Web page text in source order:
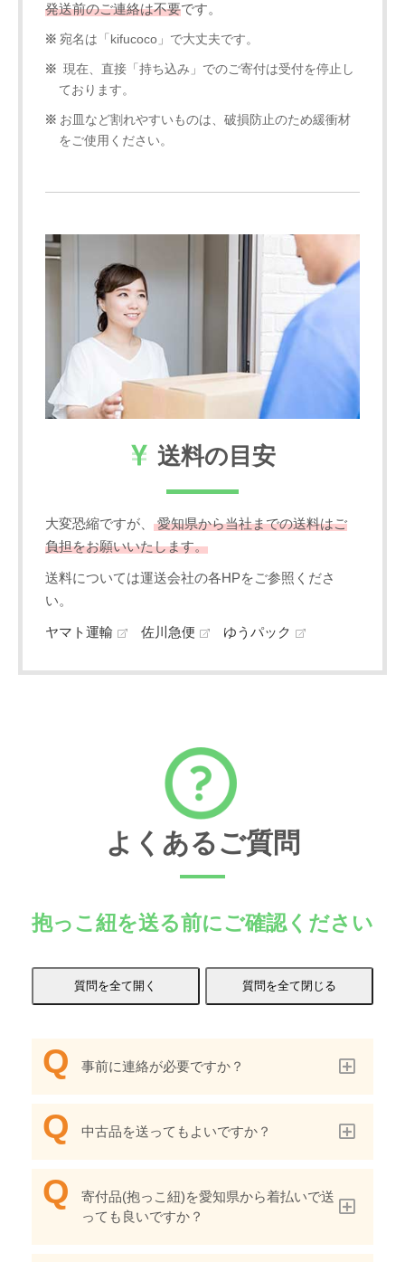
発送前のご連絡は不要です。
宛名は「kifucoco」で大丈夫です。
現在、直接「持ち込み」でのご寄付は受付を停止し
ております。
お皿など割れやすいものは、破損防止のため緩衝材
をご使用ください。
送料の目安
大変恐縮ですが、 愛知県から当社までの送料はご
負担をお願いいたします。
送料については運送会社の各HPをご参照くださ
い。
ヤマト運輸 佐川急便 ゆうパック
よくあるご質問
抱っこ紐を送る前にご確認ください
事前に連絡が必要ですか？
中古品を送ってもよいですか？
寄付品(抱っこ紐)を愛知県から着払いで送
っても良いですか？